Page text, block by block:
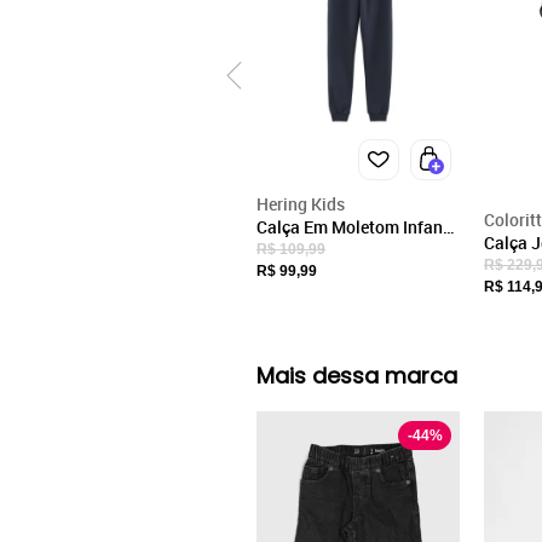
Hering Kids
Calça Em Moletom Infantil
Unissex Básica Jogger
Hering
R$ 109,99
R$ 99,99
Calça
Menino
Preto
R$
R$
Mais dessa marca
-44%